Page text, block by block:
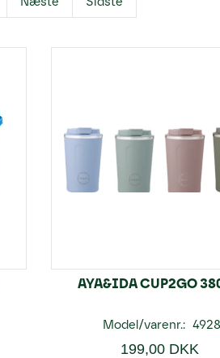
AYA&IDA CUP2GO
Model/varenr.: 4928
199,00 DKK